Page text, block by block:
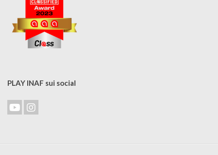
PLAY INAF sui social